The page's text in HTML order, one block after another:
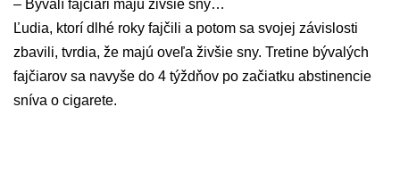
– Bývalí fajčiari majú živšie sny…
Ľudia, ktorí dlhé roky fajčili a potom sa svojej závislosti
zbavili, tvrdia, že majú oveľa živšie sny. Tretine bývalých
fajčiarov sa navyše do 4 týždňov po začiatku abstinencie
sníva o cigarete.